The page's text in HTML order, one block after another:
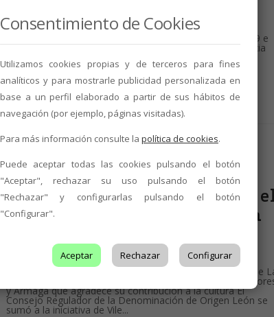
La actividad divulgativa y promocional organizada por el
Consejo Regulador se desarrollará entre los días 17 y 19 e
incluye sorteo de regalos, música, pintacaras y globoflexia
desarrollada la última semana de mayo en el Barrio
Romántico como iniciativa...
12 de junio de 2022 2 min leer
INICIATIVAS NOTICIAS
Vino de la DO León y arte para
poeta Antonio Gamoneda en la
cumpleaños
El Consejo Regulador suma su apoyo a la iniciativa de Vile
Finca, que lanza un estuche conmemorativo, Carlón
y Ármaga que agradece su contribución a la cultura El
Consejo Regulador de la Denominación de Origen León se
sumó a la iniciativa de Vile...
Consentimiento de Cookies
Utilizamos cookies propias y de terceros para fines
analíticos y para mostrarle publicidad personalizada en
base a un perfil elaborado a partir de sus hábitos de
navegación (por ejemplo, páginas visitadas).
Para más información consulte la política de cookies.
Puede aceptar todas las cookies pulsando el botón
"Aceptar", rechazar su uso pulsando el botón
"Rechazar" y configurarlas pulsando el botón
"Configurar".
Aceptar Rechazar Configurar